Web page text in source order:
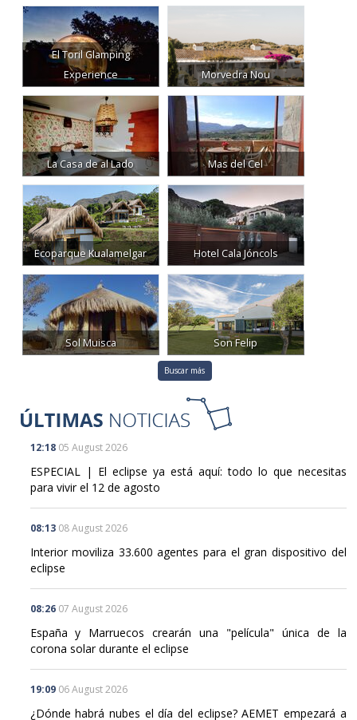
El Toril Glamping
Experience
Morvedra Nou
La Casa de al Lado Mas del Cel
Ecoparque Kualamelgar Hotel Cala Jóncols
Sol Muisca Son Felip
Buscar más
12:18 05 August 2026
ESPECIAL | El eclipse ya está aquí: todo lo que necesitas
para vivir el 12 de agosto
08:13 08 August 2026
Interior moviliza 33.600 agentes para el gran dispositivo del
eclipse
08:26 07 August 2026
España y Marruecos crearán una "película" única de la
corona solar durante el eclipse
19:09 06 August 2026
¿Dónde habrá nubes el día del eclipse? AEMET empezará a